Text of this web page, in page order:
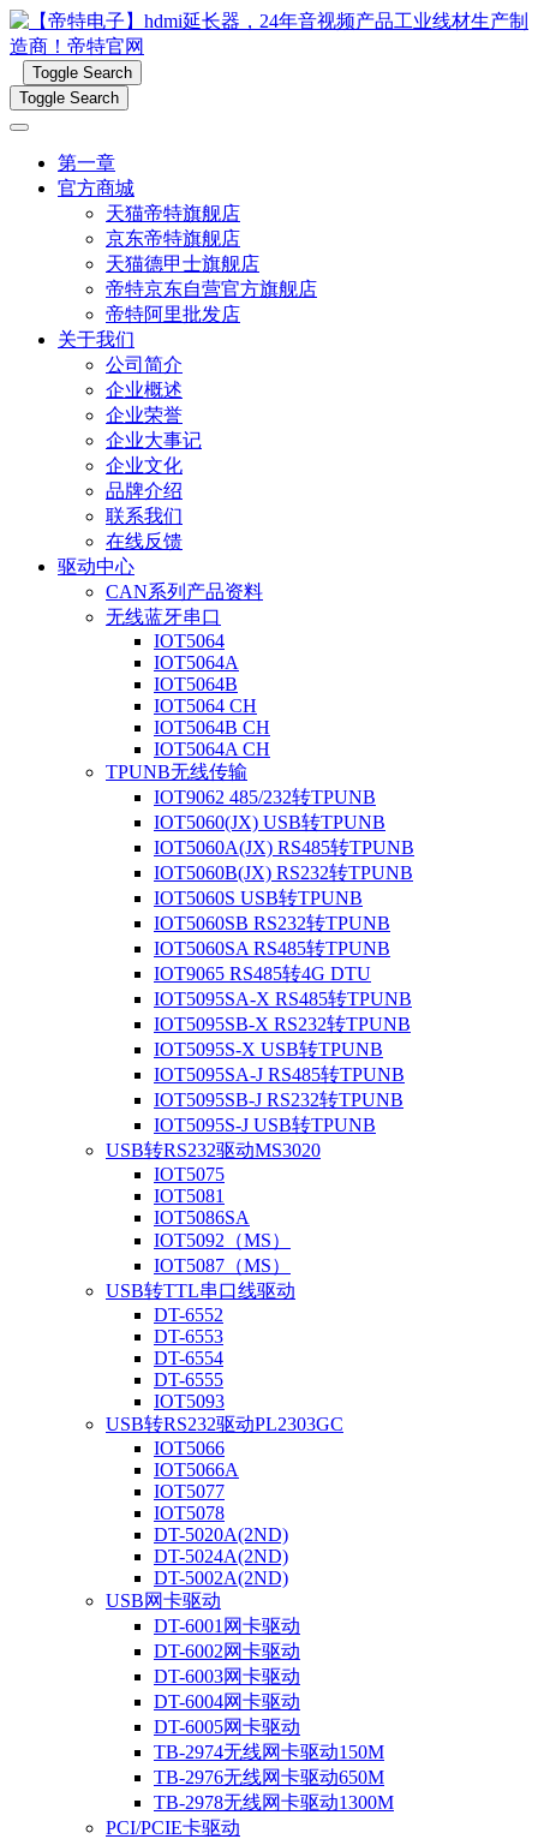
Toggle Search
Toggle Search
第一章
官方商城
天猫帝特旗舰店
京东帝特旗舰店
天猫德甲士旗舰店
帝特京东自营官方旗舰店
帝特阿里批发店
关于我们
公司简介
企业概述
企业荣誉
企业大事记
企业文化
品牌介绍
联系我们
在线反馈
驱动中心
CAN系列产品资料
无线蓝牙串口
IOT5064
IOT5064A
IOT5064B
IOT5064 CH
IOT5064B CH
IOT5064A CH
TPUNB无线传输
IOT9062 485/232转TPUNB
IOT5060(JX) USB转TPUNB
IOT5060A(JX) RS485转TPUNB
IOT5060B(JX) RS232转TPUNB
IOT5060S USB转TPUNB
IOT5060SB RS232转TPUNB
IOT5060SA RS485转TPUNB
IOT9065 RS485转4G DTU
IOT5095SA-X RS485转TPUNB
IOT5095SB-X RS232转TPUNB
IOT5095S-X USB转TPUNB
IOT5095SA-J RS485转TPUNB
IOT5095SB-J RS232转TPUNB
IOT5095S-J USB转TPUNB
USB转RS232驱动MS3020
IOT5075
IOT5081
IOT5086SA
IOT5092（MS）
IOT5087（MS）
USB转TTL串口线驱动
DT-6552
DT-6553
DT-6554
DT-6555
IOT5093
USB转RS232驱动PL2303GC
IOT5066
IOT5066A
IOT5077
IOT5078
DT-5020A(2ND)
DT-5024A(2ND)
DT-5002A(2ND)
USB网卡驱动
DT-6001网卡驱动
DT-6002网卡驱动
DT-6003网卡驱动
DT-6004网卡驱动
DT-6005网卡驱动
TB-2974无线网卡驱动150M
TB-2976无线网卡驱动650M
TB-2978无线网卡驱动1300M
PCI/PCIE卡驱动